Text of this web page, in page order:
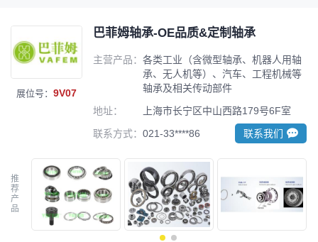
展位号：9V07
巴菲姆轴承-OE品质&定制轴承
主营产品：各类工业（含微型轴承、机器人用轴
承、无人机等）、汽车、工程机械等
轴承及相关传动部件
地址：
上海市长宁区中山西路179号6F室
联系方式：021-33****86 联系我们
推
荐
产
品